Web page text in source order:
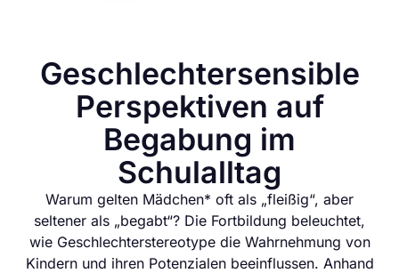
Geschlechtersensible
Perspektiven auf
Begabung im
Schulalltag
Warum gelten Mädchen* oft als „fleißig“, aber
seltener als „begabt“? Die Fortbildung beleuchtet,
wie Geschlechterstereotype die Wahrnehmung von
Kindern und ihren Potenzialen beeinflussen. Anhand